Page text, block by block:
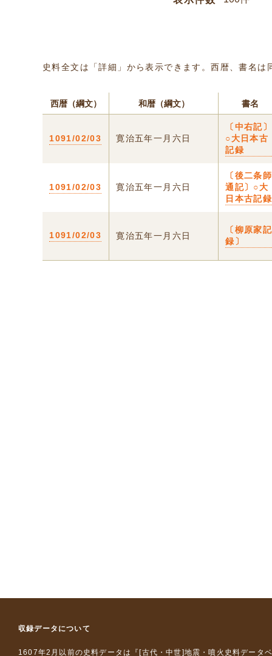
史料全文は「詳細」から表示できます。西暦、書名
西暦（綱文） 和暦（綱文） 書名
1091/02/03 寛治五年一月六日
〔中右記〕
○大日本古
記録
1091/02/03 寛治五年一月六日
〔後二条師
通記〕○大
日本古記録
1091/02/03 寛治五年一月六日
〔柳原家記
録〕
収録データについて
1607年2月以前の史料データは『 [古代・中世]地震・噴火史料データ